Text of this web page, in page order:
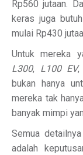
Rp560 jutaan.
keras juga
mulai Rp430
Untuk mereka
L300, L100 EV,
bukan hanya
mereka tak
banyak mimpi
Semua
adalah